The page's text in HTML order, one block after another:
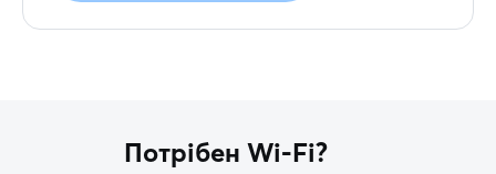
Потрібен Wi-Fi?